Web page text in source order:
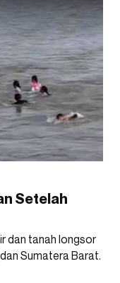
Setelah
dan tanah longsor
Sumatera Barat.